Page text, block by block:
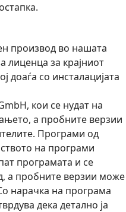
производ во нашата
лиценца за крајниот
доаѓа со инсталацијата
кои се нудат на
а пробните верзии
Програми од
на програми
програмата и се
а пробните верзии може
нарачка на програма
дека детално ја